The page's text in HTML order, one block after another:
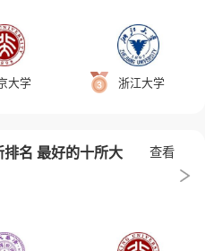
大学 浙江大学
排名 最好的十所大 查看